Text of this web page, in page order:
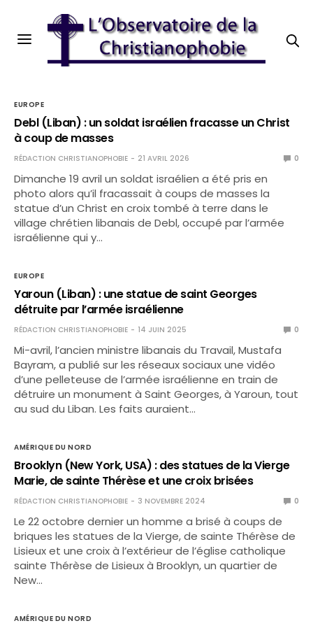
EUROPE
Debl (Liban) : un soldat israélien fracasse un Christ
à coup de masses
RÉDACTION CHRISTIANOPHOBIE 21 AVRIL 2026 0
Dimanche 19 avril un soldat israélien a été pris en
photo alors qu’il fracassait à coups de masses la
statue d’un Christ en croix tombé à terre dans le
village chrétien libanais de Debl, occupé par l’armée
israélienne qui y…
EUROPE
Yaroun (Liban) : une statue de saint Georges
détruite par l’armée israélienne
RÉDACTION CHRISTIANOPHOBIE 14 JUIN 2025 0
Mi-avril, l’ancien ministre libanais du Travail, Mustafa
Bayram, a publié sur les réseaux sociaux une vidéo
d’une pelleteuse de l’armée israélienne en train de
détruire un monument à Saint Georges, à Yaroun, tout
au sud du Liban. Les faits auraient…
AMÉRIQUE DU NORD
Brooklyn (New York, USA) : des statues de la Vierge
Marie, de sainte Thérèse et une croix brisées
RÉDACTION CHRISTIANOPHOBIE 3 NOVEMBRE 2024 0
Le 22 octobre dernier un homme a brisé à coups de
briques les statues de la Vierge, de sainte Thérèse de
Lisieux et une croix à l’extérieur de l’église catholique
sainte Thérèse de Lisieux à Brooklyn, un quartier de
New…
AMÉRIQUE DU NORD